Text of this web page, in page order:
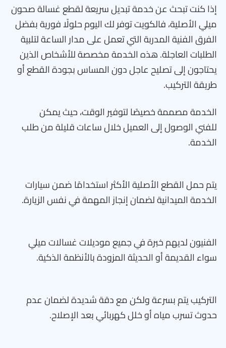
إذا كنت تبحث عن خدمة تبديل سريعة لقطع غسالة صحون
ميلي الأصلية، فالكويت توفر لك اليوم حلولًا فورية بفضل
الفرق الفنية المدربة التي تعمل على مدار الساعة لتلبية
الطلبات العاجلة. هذه الخدمة مخصصة للأشخاص الذين
يحتاجون إلى تصليح عاجل دون المساس بجودة القطع أو
طريقة التركيب.
الخدمة مصممة خصيصًا لتوفير الوقت، حيث يمكن
للفني الوصول إلى العميل خلال ساعات قليلة من طلب
الخدمة.
يتم حمل القطع الأصلية الأكثر استخدامًا ضمن سيارات
الخدمة الميدانية لضمان إنجاز المهمة في نفس الزيارة.
الفنيون لديهم خبرة في جميع موديلات غسالات ميلي
سواء القديمة أو الحديثة المزودة بالأنظمة الذكية.
التركيب يتم بسرعة ولكن مع دقة شديدة لضمان عدم
حدوث تسرب مياه أو خلل كهربائي بعد الإصلاح.